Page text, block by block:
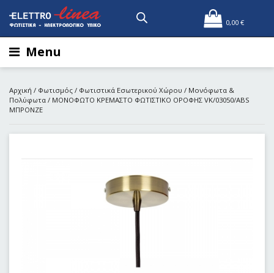
0,00 €
Menu
Αρχική / Φωτισμός / Φωτιστικά Εσωτερικού Χώρου / Μονόφωτα &
Πολύφωτα / ΜΟΝΟΦΩΤΟ ΚΡΕΜΑΣΤΟ ΦΩΤΙΣΤΙΚΟ ΟΡΟΦΗΣ VK/03050/ABS
ΜΠΡΟΝΖΕ